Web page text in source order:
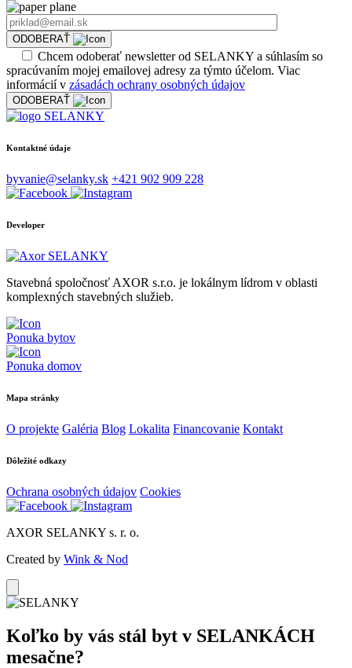
ODOBERAŤ
Chcem odoberať newsletter od SELANKY a súhlasím so
spracúvaním mojej emailovej adresy za týmto účelom. Viac
informácií v zásadách ochrany osobných údajov
ODOBERAŤ
Kontaktné údaje
byvanie@selanky.sk +421 902 909 228
Developer
Stavebná spoločnosť AXOR s.r.o. je lokálnym lídrom v oblasti
komplexných stavebných služieb.
Ponuka bytov
Ponuka domov
Mapa stránky
O projekte Galéria Blog Lokalita Financovanie Kontakt
Dôležité odkazy
Ochrana osobných údajov Cookies
AXOR SELANKY s. r. o.
Created by Wink & Nod
Koľko by vás stál byt v SELANKÁCH
mesačne?